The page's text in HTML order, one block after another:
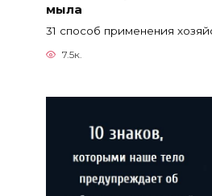
мыла
31 способ применения
7.5к.